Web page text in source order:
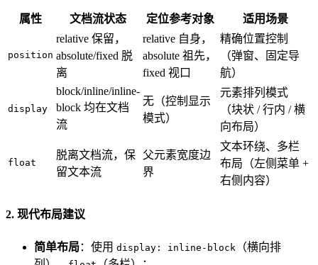
属性 文档流状态 定位参考对象 适用场景
position
relative 保留，
absolute/fixed 脱
离
relative 自身，
absolute 祖先，
fixed 视口
精确位置控制
（弹窗、固定导
航）
display
block/inline/inline-
block 均在文档
流
无（控制显示
模式）
元素排列模式
（块状 / 行内 / 横
向布局）
float
脱离文档流，保
留文本流
父元素宽度边
界
文本环绕、多栏
布局（左侧菜单 +
右侧内容）
2. 现代布局建议
简单布局：使用 display: inline-block
（横向排